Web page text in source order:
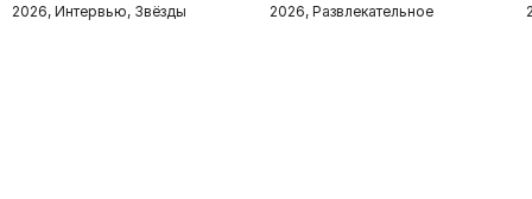
2026, Интервью, Звёзды 2026, Развлекательное